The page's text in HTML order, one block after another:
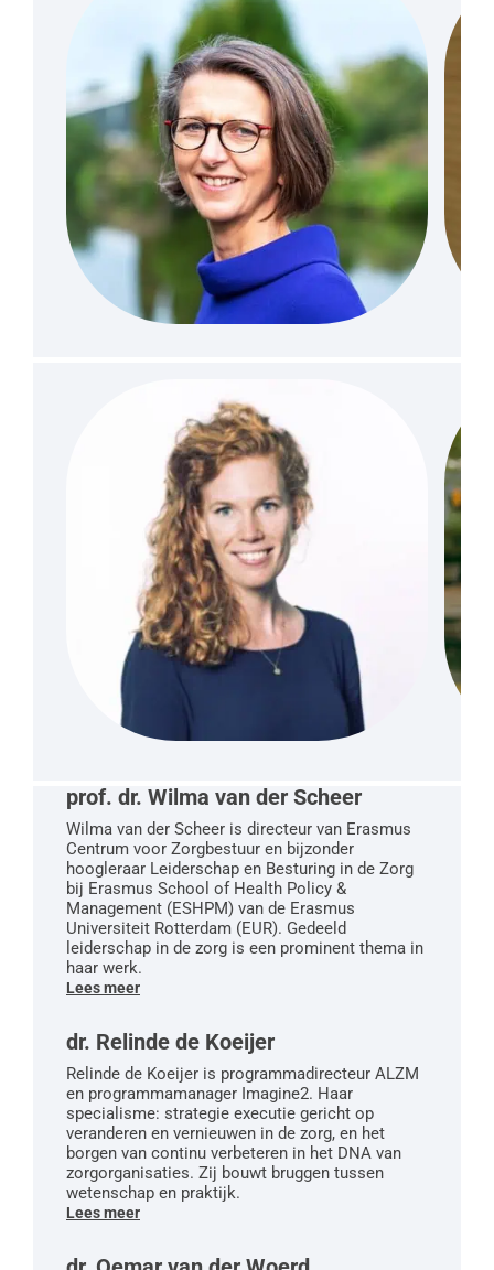
prof. dr. Wilma van der Scheer
Wilma van der Scheer is directeur van Erasmus
Centrum voor Zorgbestuur en bijzonder
hoogleraar Leiderschap en Besturing in de Zorg
bij Erasmus School of Health Policy &
Management (ESHPM) van de Erasmus
Universiteit Rotterdam (EUR). Gedeeld
leiderschap in de zorg is een prominent thema in
haar werk.
Lees meer
dr. Relinde de Koeijer
Relinde de Koeijer is programmadirecteur ALZM
en programmamanager Imagine2. Haar
specialisme: strategie executie gericht op
veranderen en vernieuwen in de zorg, en het
borgen van continu verbeteren in het DNA van
zorgorganisaties. Zij bouwt bruggen tussen
wetenschap en praktijk.
Lees meer